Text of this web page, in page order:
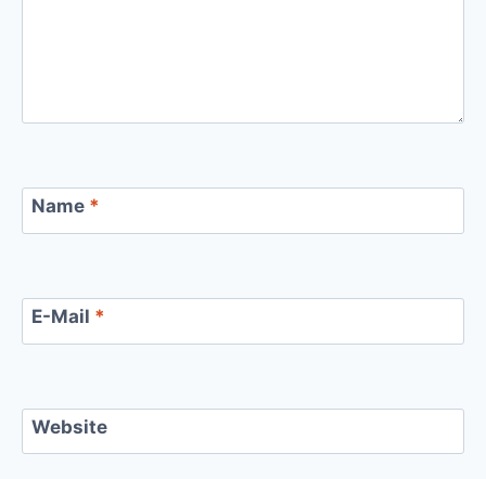
Name *
E-Mail *
Website